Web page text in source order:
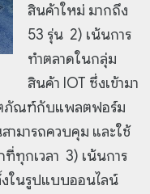
สินค้าใหม่ มากถึง
53 รุ่น 2) เน้นการ
ทำตลาดในกลุ่ม
สินค้า IOT ซึ่งเข้ามา
ตภัณฑ์กับแพลตฟอร์ม
ามารถควบคุม และใช้
ทุกเวลา 3) เน้นการ
ในรูปแบบออนไลน์